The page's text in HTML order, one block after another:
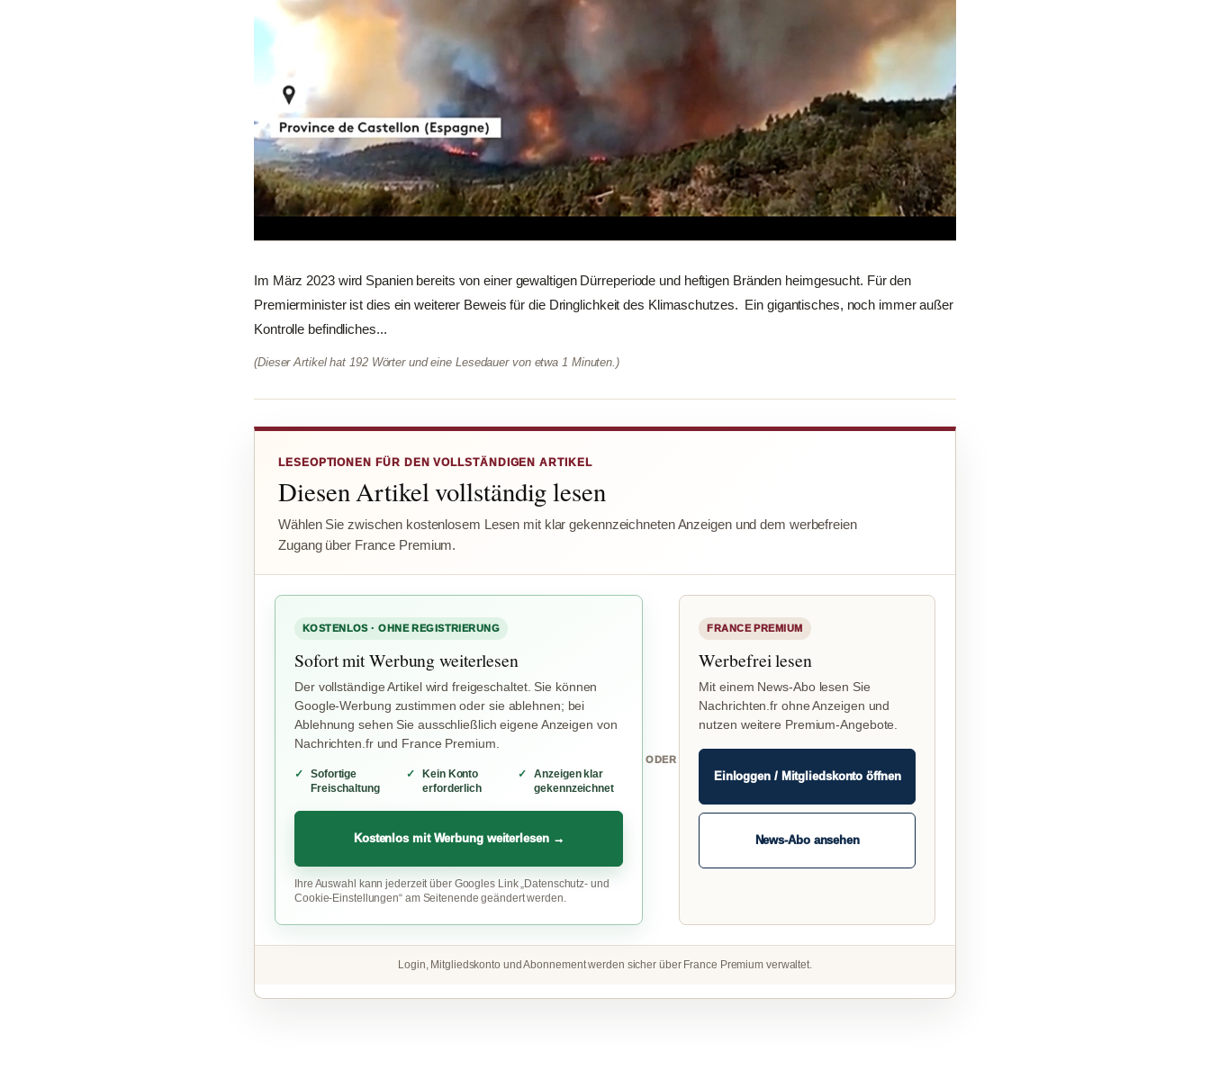
Im März 2023 wird Spanien bereits von einer gewaltigen Dürreperiode und heftigen Bränden heimgesucht. Für den
Premierminister ist dies ein weiterer Beweis für die Dringlichkeit des Klimaschutzes. Ein gigantisches, noch immer außer
Kontrolle befindliches...
(Dieser Artikel hat 192 Wörter und eine Lesedauer von etwa 1 Minuten.)
LESEOPTIONEN FÜR DEN VOLLSTÄNDIGEN ARTIKEL
Diesen Artikel vollständig lesen
Wählen Sie zwischen kostenlosem Lesen mit klar gekennzeichneten Anzeigen und dem werbefreien
Zugang über France Premium.
KOSTENLOS · OHNE REGISTRIERUNG
Sofort mit Werbung weiterlesen
Der vollständige Artikel wird freigeschaltet. Sie können
Google-Werbung zustimmen oder sie ablehnen; bei
Ablehnung sehen Sie ausschließlich eigene Anzeigen von
Nachrichten.fr und France Premium.
Sofortige
Freischaltung
Kein Konto
erforderlich
Anzeigen klar
gekennzeichnet
Kostenlos mit Werbung weiterlesen →
Ihre Auswahl kann jederzeit über Googles Link „Datenschutz- und
Cookie-Einstellungen“ am Seitenende geändert werden.
ODER
FRANCE PREMIUM
Werbefrei lesen
Mit einem News-Abo lesen Sie
Nachrichten.fr ohne Anzeigen und
nutzen weitere Premium-Angebote.
Einloggen / Mitgliedskonto öffnen
News-Abo ansehen
Login, Mitgliedskonto und Abonnement werden sicher über France Premium verwaltet.